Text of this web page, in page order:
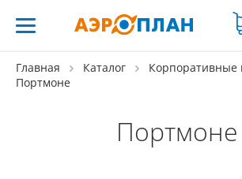
Главная Каталог
Корпоративные
Портмоне
Портмоне